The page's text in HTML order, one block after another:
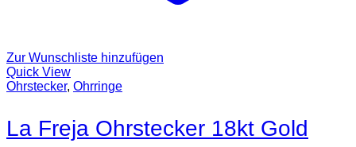
Zur Wunschliste hinzufügen
Quick View
Ohrstecker, Ohrringe
La Freja Ohrstecker 18kt Gold